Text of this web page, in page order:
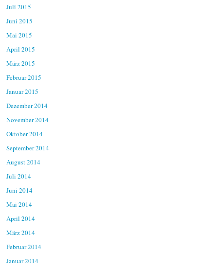
Juli 2015
Juni 2015
Mai 2015
April 2015
März 2015
Februar 2015
Januar 2015
Dezember 2014
November 2014
Oktober 2014
September 2014
August 2014
Juli 2014
Juni 2014
Mai 2014
April 2014
März 2014
Februar 2014
Januar 2014